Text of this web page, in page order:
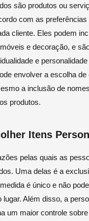
são produtos ou
com as
cliente. Eles podem
e decoração, e
e
envolver a escolha
a inclusão de
produtos.
Itens
pelas quais as
Uma delas é a
é único e não
lugar. Além disso, a
um maior controle